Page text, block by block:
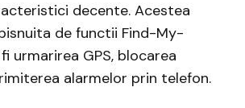
decente. Acestea
de functii Find-My-
urmarirea GPS, blocarea
alarmelor prin telefon.